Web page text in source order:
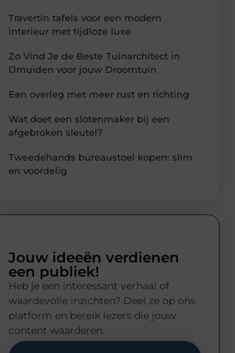
Travertin tafels voor een modern
interieur met tijdloze luxe
Zo Vind Je de Beste Tuinarchitect in
IJmuiden voor jouw Droomtuin
Een overleg met meer rust en richting
Wat doet een slotenmaker bij een
afgebroken sleutel?
Tweedehands bureaustoel kopen: slim
en voordelig
Jouw ideeën verdienen
een publiek!
Heb je een interessant verhaal of
waardevolle inzichten? Deel ze op ons
platform en bereik lezers die jouw
content waarderen.